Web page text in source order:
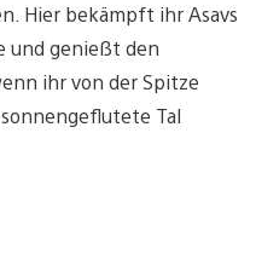
Hier bekämpft ihr Asavs
und genießt den
ihr von der Spitze
Tal